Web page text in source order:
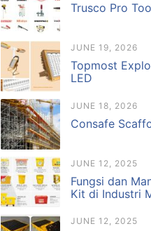
Trusco Pro
JUNE 19, 2026
Topmost
LED
JUNE 18, 2026
Consafe
JUNE 12, 2025
Fungsi dan
Kit di Industri
JUNE 12, 2025